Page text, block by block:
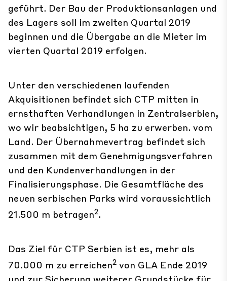
geführt. Der Bau der Produktionsanlagen und
des Lagers soll im zweiten Quartal 2019
beginnen und die Übergabe an die Mieter im
vierten Quartal 2019 erfolgen.
Unter den verschiedenen laufenden
Akquisitionen befindet sich CTP mitten in
ernsthaften Verhandlungen in Zentralserbien,
wo wir beabsichtigen, 5 ha zu erwerben. vom
Land. Der Übernahmevertrag befindet sich
zusammen mit dem Genehmigungsverfahren
und den Kundenverhandlungen in der
Finalisierungsphase. Die Gesamtfläche des
neuen serbischen Parks wird voraussichtlich
21.500 m betragen2.
Das Ziel für CTP Serbien ist es, mehr als
70.000 m zu erreichen2 von GLA Ende 2019